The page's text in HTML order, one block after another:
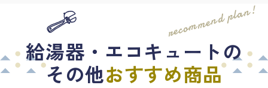
recommend plan!
給湯器・エコキュートの
その他おすすめ商品